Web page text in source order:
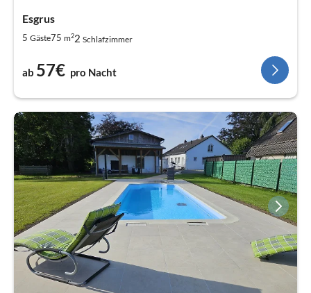
Esgrus
5 Gäste75 m22 Schlafzimmer
ab 57€ pro Nacht